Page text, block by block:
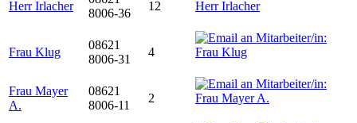
Herr Irlacher
8006-36
12
Frau Klug
08621
8006-31
4
Frau Mayer
A.
08621
8006-11
2